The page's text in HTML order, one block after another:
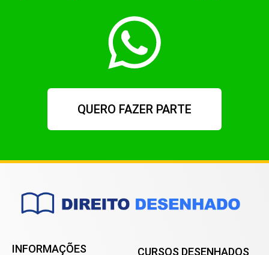
QUERO FAZER PARTE
INFORMAÇÕES CURSOS DESENHADOS